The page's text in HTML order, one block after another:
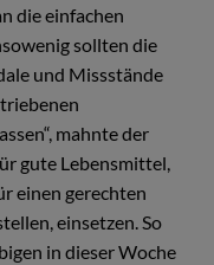
die einfachen
sollten die
und Missstände
mahnte der
gute Lebensmittel,
einen gerechten
einsetzen. So
in dieser Woche